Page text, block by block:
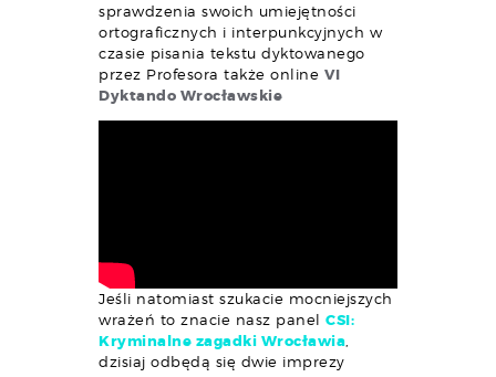
sprawdzenia swoich umiejętności
ortograficznych i interpunkcyjnych w
czasie pisania tekstu dyktowanego
przez Profesora także online VI
Dyktando Wrocławskie
Jeśli natomiast szukacie mocniejszych
wrażeń to znacie nasz panel CSI:
Kryminalne zagadki Wrocławia
dzisiaj odbędą się dwie imprezy